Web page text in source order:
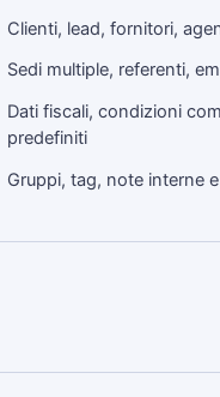
Clienti, lead, fornitori,
Sedi multiple, referenti,
Dati fiscali, condizioni
predefiniti
Gruppi, tag, note interne